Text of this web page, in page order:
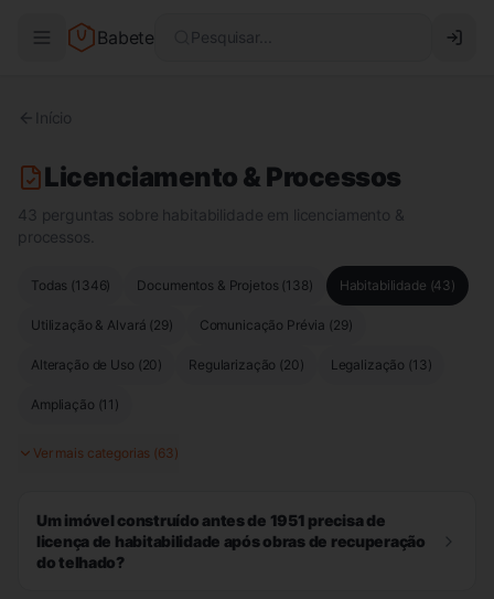
Babete Pesquisar...
Início
Licenciamento & Processos
43 perguntas sobre habitabilidade em licenciamento &
processos.
Todas (1346) Documentos & Projetos (138) Habitabilidade (43)
Utilização & Alvará (29) Comunicação Prévia (29)
Alteração de Uso (20) Regularização (20) Legalização (13)
Ampliação (11 )
Ver mais categorias (63)
Um imóvel construído antes de 1951 precisa de
licença de habitabilidade após obras de recuperação
do telhado?